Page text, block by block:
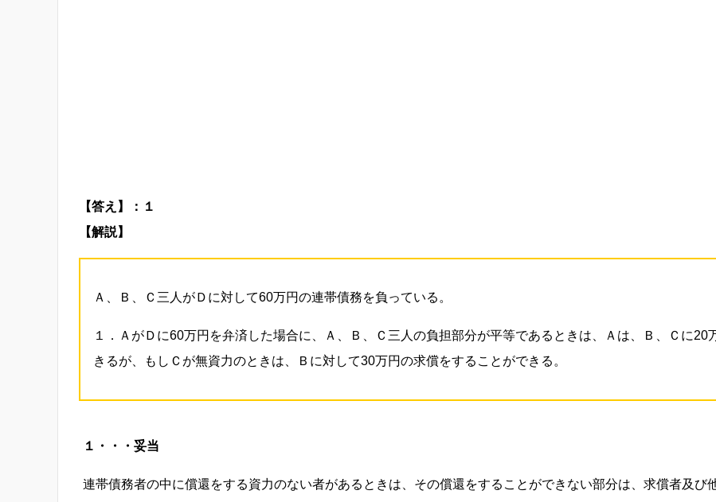
【答え】：１
【解説】
Ａ、Ｂ、Ｃ三人がＤに対して60万円の連帯債務を負っている。
１．ＡがＤに60万円を弁済した場合に、Ａ、Ｂ、Ｃ三人の負担部分が平等であるときは、Ａは、Ｂ、Ｃに20
きるが、もしＣが無資力のときは、Ｂに対して30万円の求償をすることができる。
１・・・妥当
連帯債務者の中に償還をする資力のない者があるときは、その償還をすることができない部分は、求償者及び